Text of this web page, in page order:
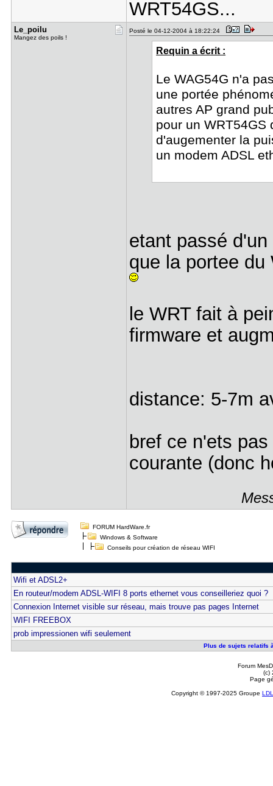
WRT54GS...
Le_poilu
Mangez des poils !
Posté le 04-12-2004 à 18:22:24
Requin a écrit :
Le WAG54G n'a
une portée
autres AP grand
pour un WRT54GS
d'augementer la
un modem ADSL
etant passé
que la portee du
le WRT fait à
firmware et
distance: 5-7m
bref ce n'ets
courante (donc
FORUM HardWare.fr
Windows & Software
Conseils pour création de réseau WIFI
Wifi et ADSL2+
En routeur/modem ADSL-WIFI 8 ports ethernet vous conseilleriez quoi ?
Connexion Internet visible sur réseau, mais trouve pas pages Internet
WIFI FREEBOX
prob impressionen wifi seulement
Plus de sujets relatifs
Forum
(c)
Page
Copyright © 1997-2025 Groupe